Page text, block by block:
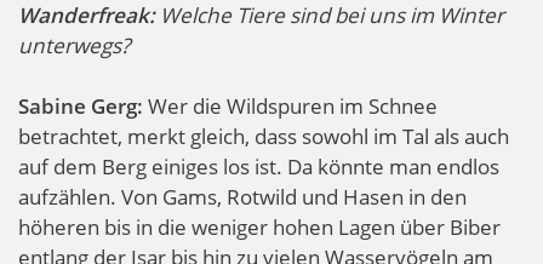
Wanderfreak:Welche Tiere sind bei uns im Winter
unterwegs?
Sabine Gerg: Wer die Wildspuren im Schnee
betrachtet, merkt gleich, dass sowohl im Tal als auch
auf dem Berg einiges los ist. Da könnte man endlos
aufzählen. Von Gams, Rotwild und Hasen in den
höheren bis in die weniger hohen Lagen über Biber
entlang der Isar bis hin zu vielen Wasservögeln am